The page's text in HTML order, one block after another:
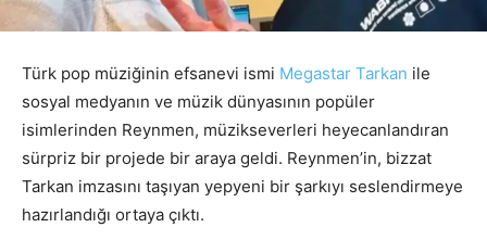
Türk pop müziğinin efsanevi ismi Megastar Tarkan ile
sosyal medyanın ve müzik dünyasının popüler
isimlerinden Reynmen, müzikseverleri heyecanlandıran
sürpriz bir projede bir araya geldi. Reynmen’in, bizzat
Tarkan imzasını taşıyan yepyeni bir şarkıyı seslendirmeye
hazırlandığı ortaya çıktı.